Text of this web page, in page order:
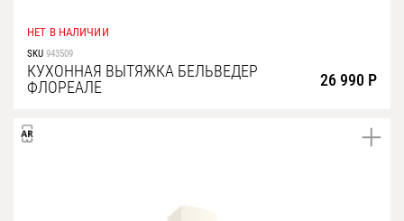
НЕТ В НАЛИЧИИ
SKU 943509
КУХОННАЯ ВЫТЯЖКА БЕЛЬВЕДЕР
ФЛОРЕАЛЕ
26 990 Р